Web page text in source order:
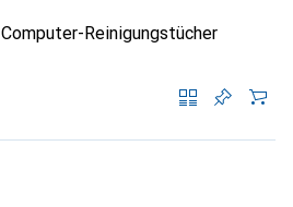
Reinigungstücher